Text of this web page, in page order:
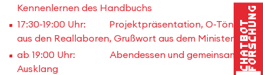
Kennenlernen des Handbuchs
17:30-19:00 Uhr: Projektpräsentation, O-Töne
aus den Reallaboren, Grußwort aus dem Ministerium
ab 19:00 Uhr: Abendessen und gemeinsamer
Ausklang
ChatbotForschung